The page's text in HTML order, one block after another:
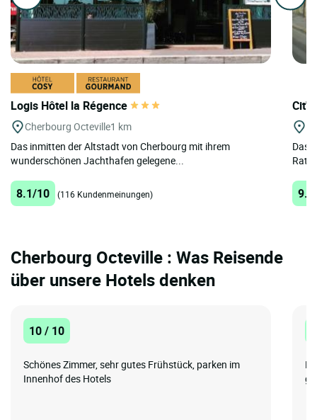
Logis Hôtel la Régence
Cherbourg Octeville1 km
Das inmitten der Altstadt von Cherbourg mit ihrem
wunderschönen Jachthafen gelegene...
8.1/10 (116 Kundenmeinungen)
Das
Cherbourg Octeville : Was Reisende
über unsere Hotels denken
10 / 10
Schönes Zimmer, sehr gutes Frühstück, parken im
Innenhof des Hotels